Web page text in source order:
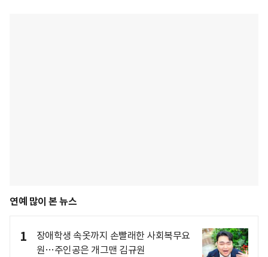
연예 많이 본 뉴스
1
장애학생 속옷까지 손빨래한 사회복무요
원…주인공은 개그맨 김규원